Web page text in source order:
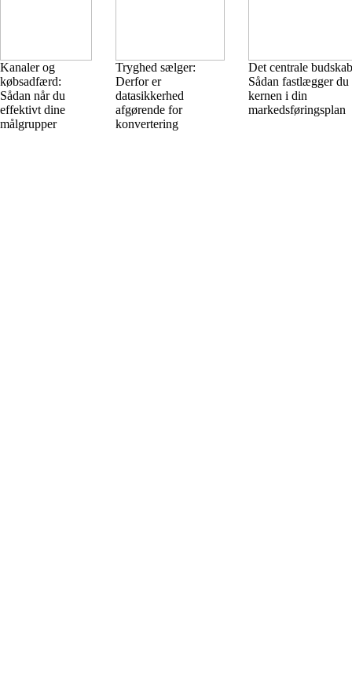
Kanaler og
købsadfærd:
Sådan når du
effektivt dine
målgrupper
Tryghed sælger:
Derfor er
datasikkerhed
afgørende for
konvertering
Det centrale
Sådan fastlægger du
kernen i din
markedsføringsplan